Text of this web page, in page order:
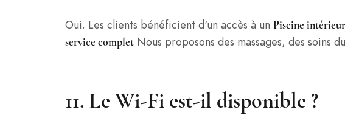
Oui. Les clients bénéficient d'un accès à un Piscine
service completNous proposons des massages, des soins
11. Le Wi-Fi est-il disponible ?